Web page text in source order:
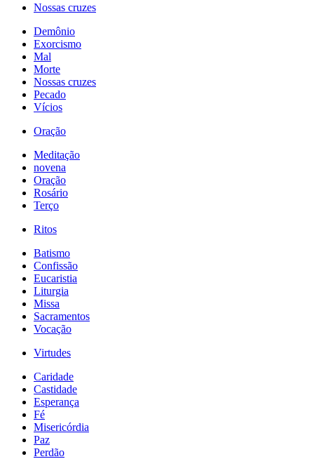
Nossas cruzes
Demônio
Exorcismo
Mal
Morte
Nossas cruzes
Pecado
Vícios
Oração
Meditação
novena
Oração
Rosário
Terço
Ritos
Batismo
Confissão
Eucaristia
Liturgia
Missa
Sacramentos
Vocação
Virtudes
Caridade
Castidade
Esperança
Fé
Misericórdia
Paz
Perdão